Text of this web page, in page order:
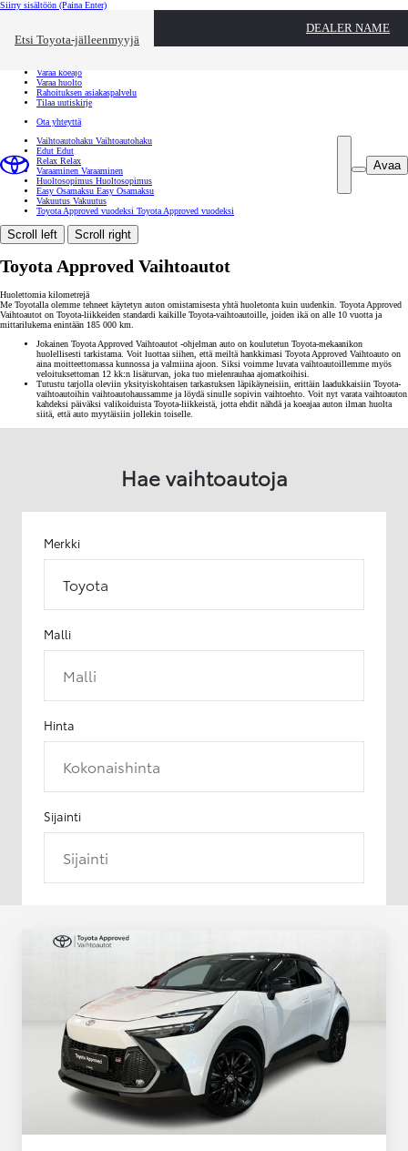
Siirry sisältöön (Paina Enter)
Etsi Toyota-jälleenmyyjä
DEALER NAME
Toyota palvelee Sulje
Varaa koeajo
Varaa huolto
Rahoituksen asiakaspalvelu
Tilaa uutiskirje
Ota yhteyttä
Avaa
Vaihtoautohaku Vaihtoautohaku
Edut Edut
Relax Relax
Varaaminen Varaaminen
Huoltosopimus Huoltosopimus
Easy Osamaksu Easy Osamaksu
Vakuutus Vakuutus
Toyota Approved vuodeksi Toyota Approved vuodeksi
Scroll left Scroll right
Toyota Approved Vaihtoautot
Huolettomia kilometrejä
Me Toyotalla olemme tehneet käytetyn auton omistamisesta yhtä huoletonta kuin uudenkin. Toyota Approved
Vaihtoautot on Toyota-liikkeiden standardi kaikille Toyota-vaihtoautoille, joiden ikä on alle 10 vuotta ja
mittarilukema enintään 185 000 km.
Jokainen Toyota Approved Vaihtoautot -ohjelman auto on koulutetun Toyota-mekaanikon
huolellisesti tarkistama. Voit luottaa siihen, että meiltä hankkimasi Toyota Approved Vaihtoauto on
aina moitteettomassa kunnossa ja valmiina ajoon. Siksi voimme luvata vaihtoautoillemme myös
veloituksettoman 12 kk:n lisäturvan, joka tuo mielenrauhaa ajomatkoihisi.
Tutustu tarjolla oleviin yksityiskohtaisen tarkastuksen läpikäyneisiin, erittäin laadukkaisiin Toyota-
vaihtoautoihin vaihtoautohaussamme ja löydä sinulle sopivin vaihtoehto. Voit nyt varata vaihtoauton
kahdeksi päiväksi valikoiduista Toyota-liikkeistä, jotta ehdit nähdä ja koeajaa auton ilman huolta
siitä, että auto myytäisiin jollekin toiselle.
Hae vaihtoautoja
Merkki
Toyota
Malli
Malli
Hinta
Kokonaishinta
Sijainti
Sijainti